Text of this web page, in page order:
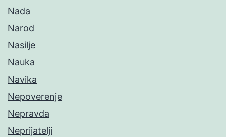
Nada
Narod
Nasilje
Nauka
Navika
Nepoverenje
Nepravda
Neprijatelji